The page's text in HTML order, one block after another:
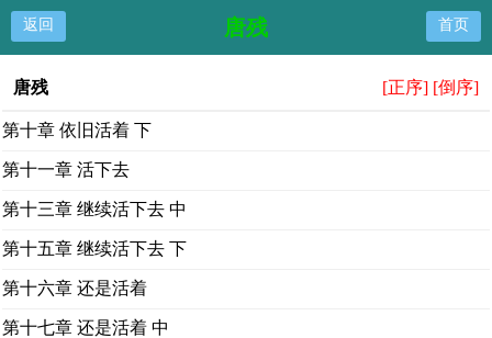
返回 唐残 首页
唐残 [正序] [倒序]
第十章 依旧活着 下
第十一章 活下去
第十三章 继续活下去 中
第十五章 继续活下去 下
第十六章 还是活着
第十七章 还是活着 中